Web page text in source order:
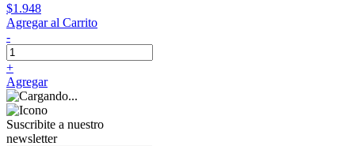
$1.948
Agregar al Carrito
-
+
Agregar
Suscribite a nuestro
newsletter